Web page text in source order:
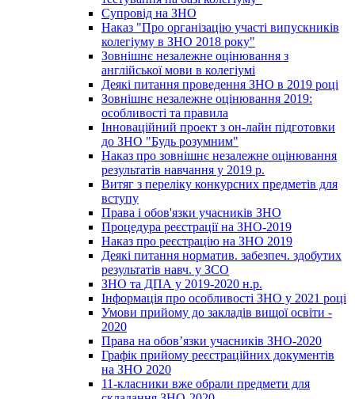
Супровід на ЗНО
Наказ "Про організацію участі випускників
колегіуму в ЗНО 2018 року"
Зовнішнє незалежне оцінювання з
англійської мови в колегіумі
Деякі питання проведення ЗНО в 2019 році
Зовнішнє незалежне оцінювання 2019:
особливості та правила
Інноваційний проект з он-лайн підготовки
до ЗНО "Будь розумним"
Наказ про зовнішнє незалежне оцінювання
результатів навчання у 2019 р.
Витяг з переліку конкурсних предметів для
вступу
Права і обов'язки учасників ЗНО
Процедура реєстрації на ЗНО-2019
Наказ про реєстрацію на ЗНО 2019
Деякі питання норматив. забезпеч. здобутих
результатів навч. у ЗСО
ЗНО та ДПА у 2019-2020 н.р.
Інформація про особливості ЗНО у 2021 році
Умови прийому до закладів вищої освіти -
2020
Права на обов’язки учасників ЗНО-2020
Графік прийому реєстраційних документів
на ЗНО 2020
11-класники вже обрали предмети для